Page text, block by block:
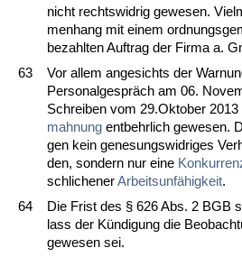
nicht rechts­wid­rig ge­we­sen.
men­hang mit ei­nem
be­zahl­ten Auf­trag der Fir­ma a.
63
Vor al­lem an­ge­sichts der
Per­so­nal­gespräch am 06.
Schrei­ben vom 29.Ok­to­ber
mah­nung ent­behr­lich ge­we­sen.
gen kein ge­ne­sungs­wid­ri­ges
den, son­dern nur ei­ne
schli­che­nerAr­beits­unfähig­keit.
64
Die Frist des § 626 Abs. 2 BGB
lass der Kündi­gung die
ge­we­sen sei.